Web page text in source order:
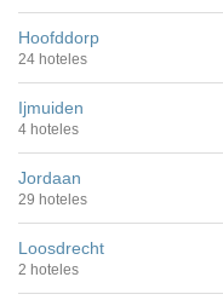
Hoofddorp
24 hoteles
Ijmuiden
4 hoteles
Jordaan
29 hoteles
Loosdrecht
2 hoteles